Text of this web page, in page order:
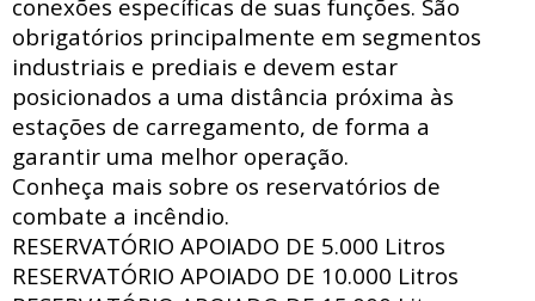
conexões específicas de suas funções. São
obrigatórios principalmente em segmentos
industriais e prediais e devem estar
posicionados a uma distância próxima às
estações de carregamento, de forma a
garantir uma melhor operação.
Conheça mais sobre os reservatórios de
combate a incêndio.
RESERVATÓRIO APOIADO DE 5.000 Litros
RESERVATÓRIO APOIADO DE 10.000 Litros